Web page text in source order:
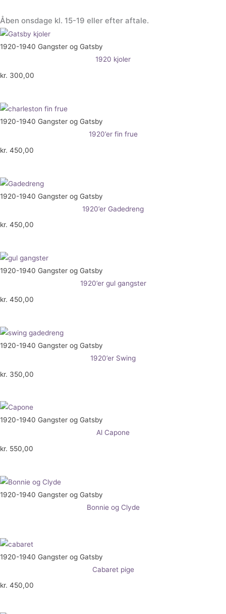
Åben onsdage kl. 15-19 eller efter aftale.
1920-1940 Gangster og Gatsby
1920 kjoler
kr. 300,00
1920-1940 Gangster og Gatsby
1920’er fin frue
kr. 450,00
1920-1940 Gangster og Gatsby
1920’er Gadedreng
kr. 450,00
1920-1940 Gangster og Gatsby
1920’er gul gangster
kr. 450,00
1920-1940 Gangster og Gatsby
1920’er Swing
kr. 350,00
1920-1940 Gangster og Gatsby
Al Capone
kr. 550,00
1920-1940 Gangster og Gatsby
Bonnie og Clyde
1920-1940 Gangster og Gatsby
Cabaret pige
kr. 450,00